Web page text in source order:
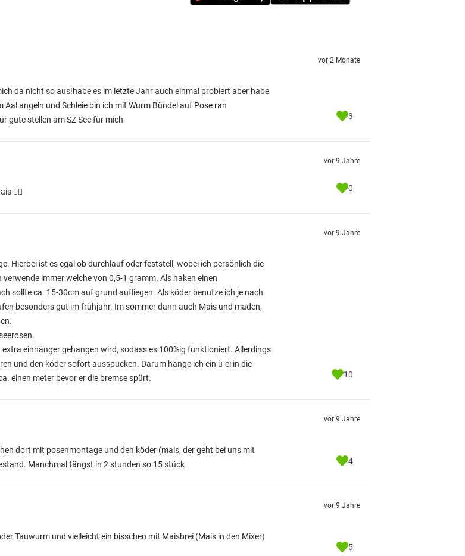
da nicht so aus!habe es im letzte Jahr auch einmal probiert aber habe
angeln und Schleie bin ich mit Wurm Bündel auf Pose ran
gute stellen am SZ See für mich
vor 2 Monate
3
👌🏽
vor 9 Jahre
0
Hierbei ist es egal ob durchlauf oder feststell, wobei ich persönlich die
immer welche von 0,5-1 gramm. Als haken einen
sollte ca. 15-30cm auf grund aufliegen. Als köder benutze ich je nach
besonders gut im frühjahr. Im sommer dann auch Mais und maden,
einhänger gehangen wird, sodass es 100%ig funktioniert. Allerdings
und den köder sofort ausspucken. Darum hänge ich ein ü-ei in die
einen meter bevor er die bremse spürt.
vor 9 Jahre
10
dort mit posenmontage und den köder (mais, der geht bei uns mit
Manchmal fängst in 2 stunden so 15 stück
vor 9 Jahre
4
Tauwurm und vielleicht ein bisschen mit Maisbrei (Mais in den Mixer)
vor 9 Jahre
5